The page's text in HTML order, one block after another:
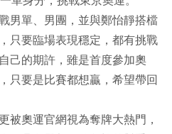
男單、男團，並與鄭怡靜搭檔
只要臨場表現穩定，都有挑戰
己的期許，雖是首度參加奧
只要是比賽都想贏，希望帶回
被奧運官網視為奪牌大熱門，